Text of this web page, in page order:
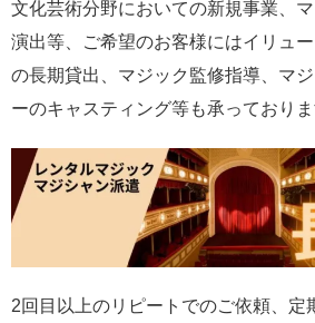
文化芸術分野においての新規事業、
演出等、ご希望のお客様にはイリュ
の長期貸出、マジック監修指導、マ
ーのキャスティング等も承っておりま
2回目以上のリピートでのご依頼、定